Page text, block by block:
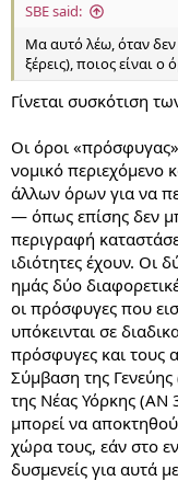
SBE said:
Mα αυτό λέω, όταν δεν
ξέρεις), ποιος είναι ο
Γίνεται συσκότιση
Οι όροι
νομικό περιεχόμενο
άλλων όρων για να
— όπως επίσης δεν
περιγραφή
ιδιότητες έχουν. Οι
ημάς δύο
οι πρόσφυγες που
υπόκεινται σε
πρόσφυγες και τους
Σύμβαση της
της Νέας Υόρκης (ΑΝ
μπορεί να
χώρα τους, εάν στο
δυσμενείς για αυτά